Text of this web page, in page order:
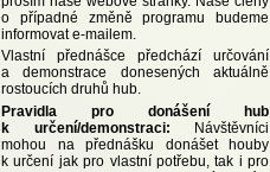
o případné změně programu budeme
informovat e-mailem.
Vlastní přednášce předchází určování
a demonstrace donesených aktuálně
rostoucích druhů hub.
Pravidla pro donášení hub
k určení/demonstraci: Návštěvníci
mohou na přednášku donášet houby
k určení jak pro vlastní potřebu, tak i pro